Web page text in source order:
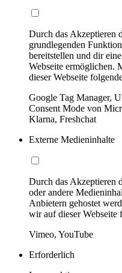
Durch das Akzeptieren
grundlegenden
bereitstellen und dir
Webseite ermöglichen.
dieser Webseite
Google Tag Manager,
Consent Mode von
Klarna, Freshchat
Externe Medieninhalte
Durch das Akzeptieren
oder andere
Anbietern gehostet
wir auf dieser Webseite
Vimeo, YouTube
Erforderlich